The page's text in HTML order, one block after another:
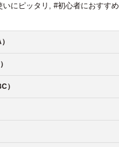
いにピッタリ , #初心者におすすめ
）